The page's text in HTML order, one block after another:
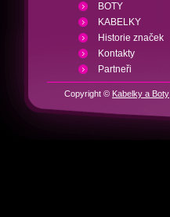
BOTY
KABELKY
Historie značek
Kontakty
Partneři
Copyright © Kabelky a Boty